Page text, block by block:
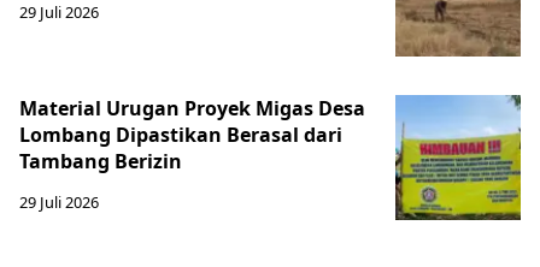
29 Juli 2026
Material Urugan Proyek Migas Desa
Lombang Dipastikan Berasal dari
Tambang Berizin
29 Juli 2026